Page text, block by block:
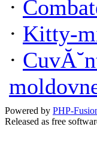
·
· Kitty-
·
Powered by PHP-
Released as free